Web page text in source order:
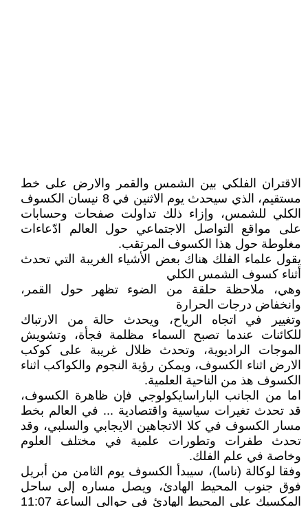
الاقتران الفلكي بين الشمس والقمر والارض على خط
مستقيم، الذي سيحدث يوم الاثنين في 8 نيسان الكسوف
الكلي للشمس، وإزاء ذلك تداولت صفحات وحسابات
على مواقع التواصل الاجتماعي حول العالم ادّعاءات
مغلوطة حول هذا الكسوف المرتقب.
يقول علماء الفلك هناك بعض الأشياء الغريبة التي تحدث
أثناء كسوف الشمس الكلي
وهي، ملاحظة حلقة من الضوء تظهر حول القمر،
وانخفاض درجات الحرارة
وتغيير في اتجاه الرياح، ويحدث حالة من الارتباك
للكائنات عندما تصبح السماء مظلمة فجأة، وتشويش
الموجات الراديوية، وتحدث ظلال غريبة على كوكب
الارض اثناء الكسوف، ويمكن رؤية النجوم والكواكب اثناء
الكسوف هذ من الناحية العلمية.
اما من الجانب الباراسايكولوجي فإن ظاهرة الكسوف،
قد تحدث تغيرات سياسية واقتصادية ... في العالم بخط
مسار الكسوف في كلا الاتجاهين الايجابي والسلبي، وقد
تحدث طفرات وتطورات علمية في مختلف العلوم
وخاصة في علم الفلك.
وفقا لوكالة (ناسا)، سيبدأ الكسوف يوم الثامن من أبريل
فوق جنوب المحيط الهادئ، ويصل مساره إلى ساحل
المكسيك على المحيط الهادئ في حوالي الساعة 11:07